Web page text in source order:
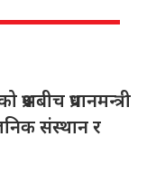
प्रधानमन्त्री
संस्थान र